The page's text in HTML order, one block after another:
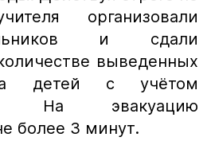
организовали
и сдали
выведенных
детей с учётом
На эвакуацию
более 3 минут.